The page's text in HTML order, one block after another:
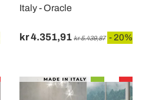
Italy - Oracle
kr 4.351,91 kr 5.439,87 - 20%